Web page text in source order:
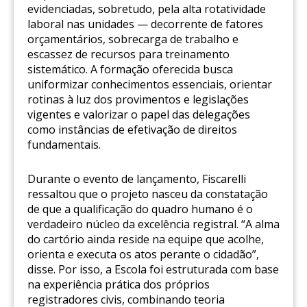
evidenciadas, sobretudo, pela alta rotatividade
laboral nas unidades — decorrente de fatores
orçamentários, sobrecarga de trabalho e
escassez de recursos para treinamento
sistemático. A formação oferecida busca
uniformizar conhecimentos essenciais, orientar
rotinas à luz dos provimentos e legislações
vigentes e valorizar o papel das delegações
como instâncias de efetivação de direitos
fundamentais.
Durante o evento de lançamento, Fiscarelli
ressaltou que o projeto nasceu da constatação
de que a qualificação do quadro humano é o
verdadeiro núcleo da excelência registral. “A alma
do cartório ainda reside na equipe que acolhe,
orienta e executa os atos perante o cidadão”,
disse. Por isso, a Escola foi estruturada com base
na experiência prática dos próprios
registradores civis, combinando teoria